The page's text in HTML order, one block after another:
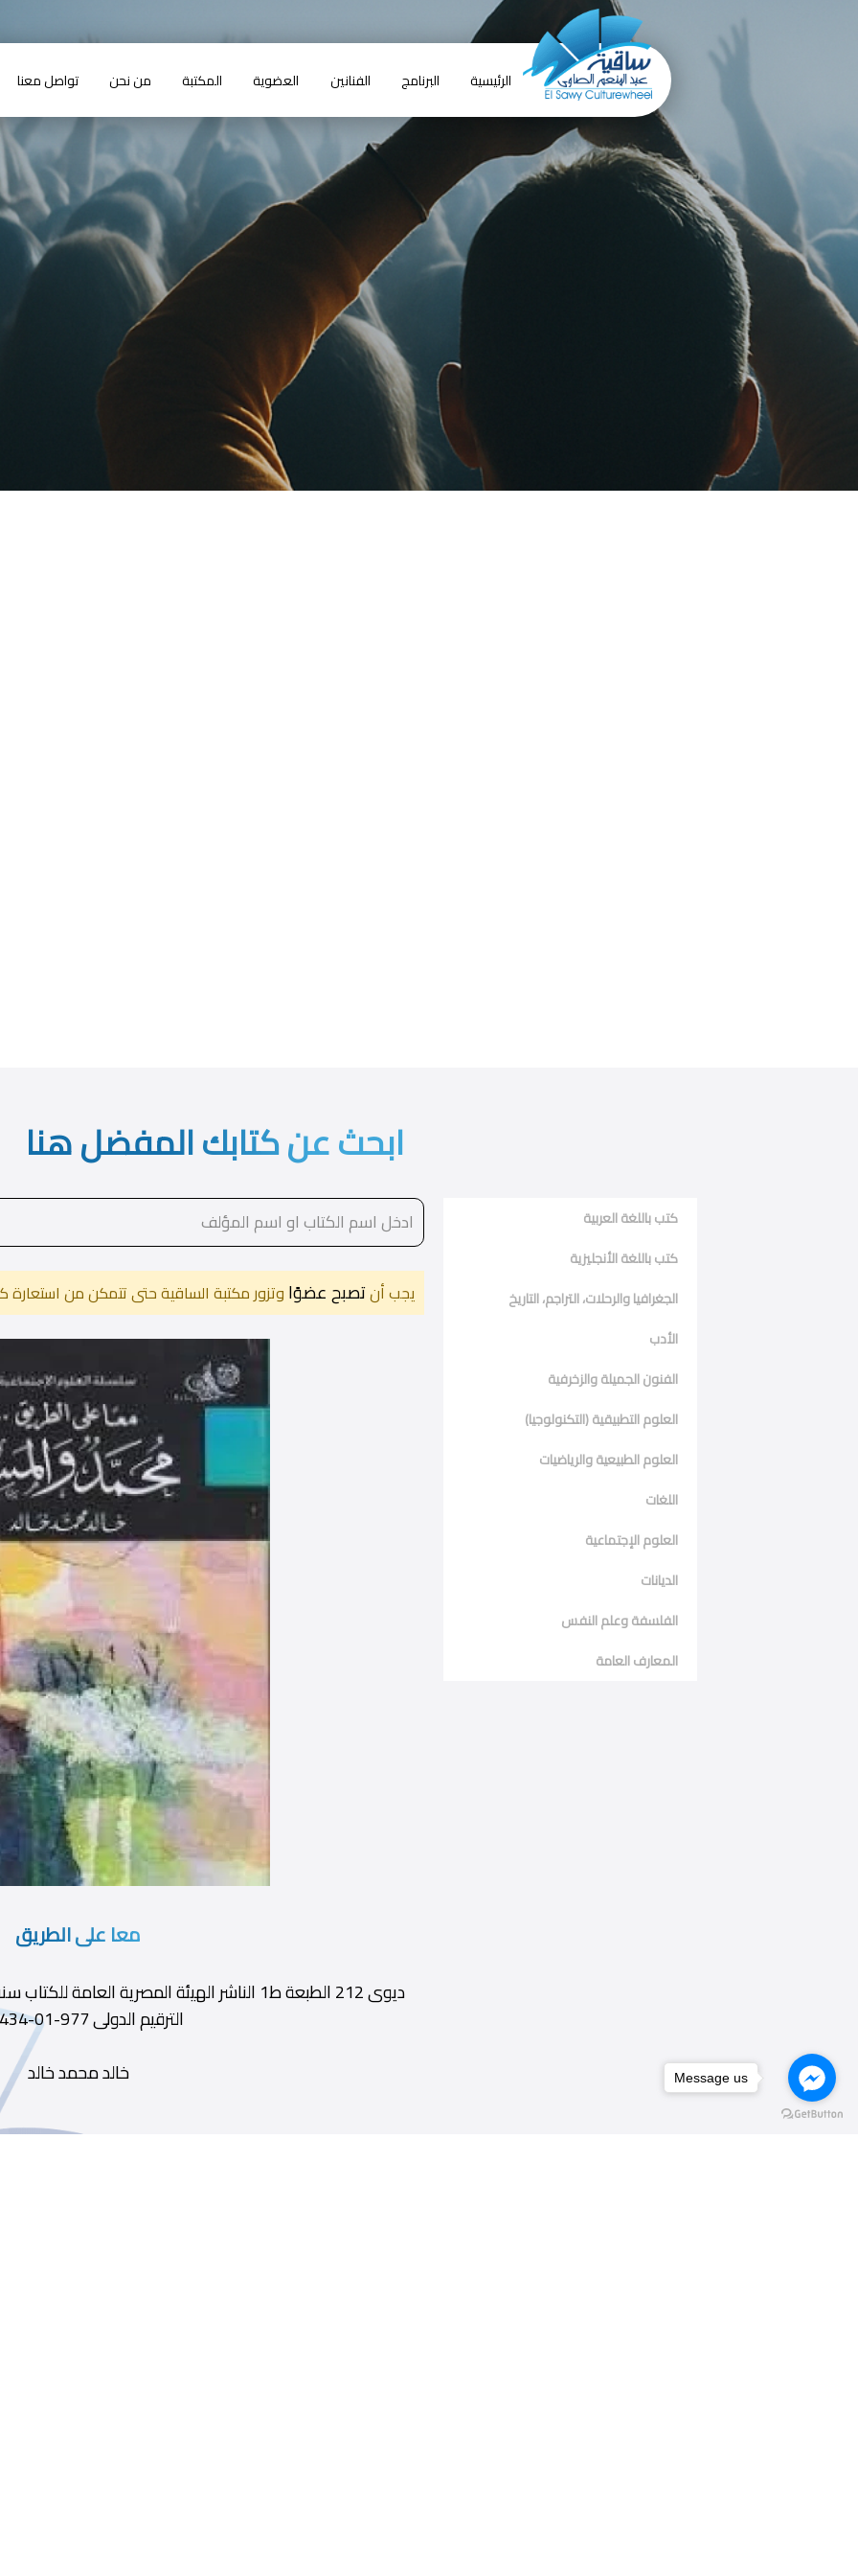
الرئيسية البرنامج الفنانين العضوية المكتبة من نحن تواصل معنا
ابحث عن كتابك المفضل هنا
كتب باللغة العربية
كتب باللغة الأنجليزية
الجغرافيا والرحلات، التراجم، التاريخ
الأدب
الفنون الجميلة والزخرفية
العلوم التطبيقية (التكنولوجيا)
العلوم الطبيعية والرياضيات
اللغات
العلوم الإجتماعية
الديانات
الفلسفة وعلم النفس
المعارف العامة
يجب أنتصبح عضوًا وتزور مكتبة الساقية حتى تتمكن من استعارة
معا على الطريق
الترقيم الدولى 977-01-4434-7
خالد محمد خالد
Message us